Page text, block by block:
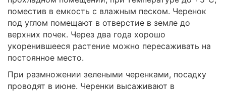
поместив в емкость с влажным песком. Черенок
под углом помещают в отверстие в земле до
верхних почек. Через два года хорошо
укоренившееся растение можно пересаживать на
постоянное место.
При размножении зелеными черенками, посадку
проводят в июне. Черенки высаживают в